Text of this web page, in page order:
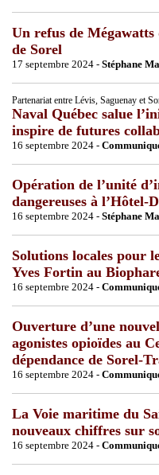
Un refus de
de Sorel
17 septembre 2024 - Stéphane
Partenariat entre Lévis, Saguenay et
Naval Québec salue
inspire de futures
16 septembre 2024 -
Opération de l’unité
dangereuses à l’Hôtel-
16 septembre 2024 - Stéphane
Solutions locales pour
Yves Fortin au
16 septembre 2024 -
Ouverture d’une
agonistes opioïdes au
dépendance de Sorel-
16 septembre 2024 -
La Voie maritime du
nouveaux chiffres sur
16 septembre 2024 -